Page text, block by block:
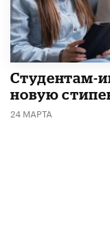
Студентам-
новую
24 МАРТА